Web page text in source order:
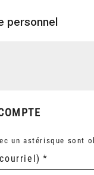
personnel
un astérisque sont